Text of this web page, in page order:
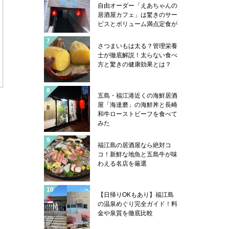
自由オーダー「えあちゃんの
居酒屋カフェ」は驚きのサー
ビスとボリューム満点定食が
さつまいもは太る？管理栄養
士が徹底解説！太らない食べ
方と驚きの健康効果とは？
五島・福江港近くの海鮮居酒
屋「海達磨」の海鮮丼と長崎
和牛ローストビーフを食べて
みた
福江島の居酒屋なら絶対コ
コ！新鮮な地魚と五島牛が味
わえる名店を厳選
【日帰りOKもあり】福江島
の温泉めぐり完全ガイド！料
金や泉質を徹底比較